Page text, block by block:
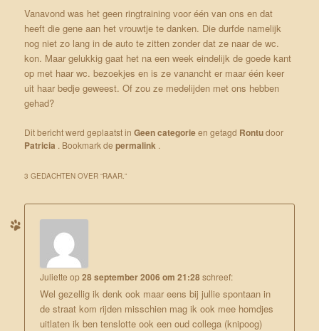
Vanavond was het geen ringtraining voor één van ons en dat
heeft die gene aan het vrouwtje te danken. Die durfde namelijk
nog niet zo lang in de auto te zitten zonder dat ze naar de wc.
kon. Maar gelukkig gaat het na een week eindelijk de goede kant
op met haar wc. bezoekjes en is ze vanancht er maar één keer
uit haar bedje geweest. Of zou ze medelijden met ons hebben
gehad?
Dit bericht werd geplaatst inGeen categorieen getagd Rontudoor
Patricia . Bookmark depermalink .
3 GEDACHTEN OVER “RAAR.”
Juliette op28 september 2006 om 21:28schreef:
Wel gezellig ik denk ook maar eens bij jullie spontaan in
de straat kom rijden misschien mag ik ook mee homdjes
uitlaten ik ben tenslotte ook een oud collega (knipoog)